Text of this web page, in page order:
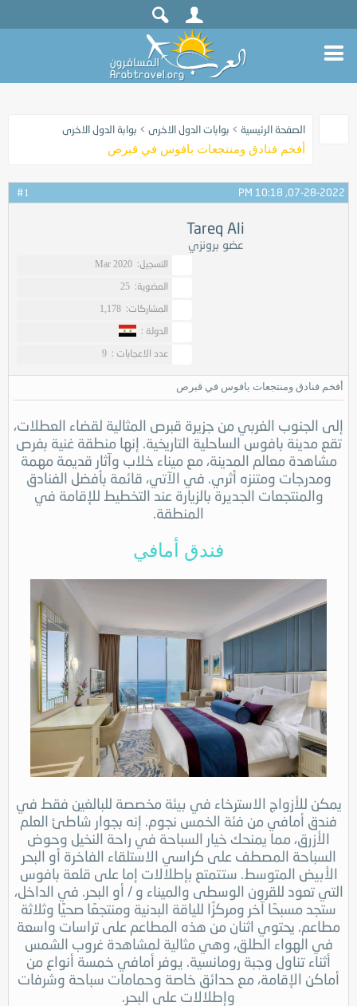
الصفحة الرئيسية > بوابات الدول الاخرى > بوابة الدول الاخرى
أفخم فنادق ومنتجعات بافوس في قبرص
1 07-28-2022, 10:18 PM
Tareq Ali
عضو برونزي
التسجيل: Mar 2020
العضوية: 25
المشاركات: 1,178
الدولة :
عدد الاعجابات : 9
أفخم فنادق ومنتجعات بافوس في قبرص
إلى الجنوب الغربي من جزيرة قبرص المثالية لقضاء العطلات،
تقع مدينة بافوس الساحلية التاريخية. إنها منطقة غنية بفرص
مشاهدة معالم المدينة، مع ميناء خلاب وآثار قديمة مهمة
ومدرجات ومتنزه أثري. في الآتي، قائمة بأفضل الفنادق
والمنتجعات الجديرة بالزيارة عند التخطيط للإقامة في
المنطقة.
فندق أمافي
يمكن للأزواج الاسترخاء في بيئة مخصصة للبالغين فقط في
فندق أمافي من فئة الخمس نجوم. إنه بجوار شاطئ العلم
الأزرق، مما يمنحك خيار السباحة في راحة النخيل وحوض
السباحة المصطف على كراسي الاستلقاء الفاخرة أو البحر
الأبيض المتوسط. ستتمتع بإطلالات إما على قلعة بافوس
التي تعود للقرون الوسطى والميناء و / أو البحر. في الداخل،
ستجد مسبحًا آخر ومركزًا للياقة البدنية ومنتجعًا صحيًا وثلاثة
مطاعم. يحتوي اثنان من هذه المطاعم على تراسات واسعة
في الهواء الطلق، وهي مثالية لمشاهدة غروب الشمس
أثناء تناول وجبة رومانسية. يوفر أمافي خمسة أنواع من
أماكن الإقامة، مع حدائق خاصة وحمامات سباحة وشرفات
وإطلالات على البحر.